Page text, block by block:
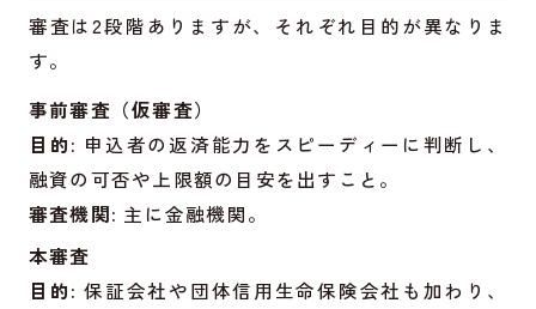
審査は2段階ありますが、それぞれ目的が異なりま
す。
事前審査（仮審査）
目的: 申込者の返済能力をスピーディーに判断し、
融資の可否や上限額の目安を出すこと。
審査機関: 主に金融機関。
本審査
目的: 保証会社や団体信用生命保険会社も加わり、